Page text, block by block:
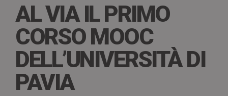
AL VIA IL PRIMO
CORSO MOOC
DELL’UNIVERSITÀ DI
PAVIA